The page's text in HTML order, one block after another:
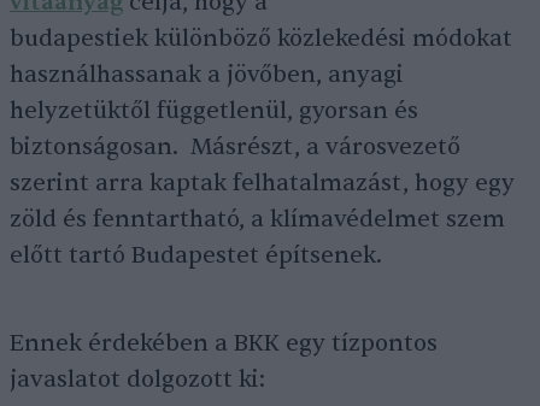
budapestiek különböző közlekedési módokat
használhassanak a jövőben, anyagi
helyzetüktől függetlenül, gyorsan és
biztonságosan. Másrészt, a városvezető
szerint arra kaptak felhatalmazást, hogy egy
zöld és fenntartható, a klímavédelmet szem
előtt tartó Budapestet építsenek.
Ennek érdekében a BKK egy tízpontos
javaslatot dolgozott ki: